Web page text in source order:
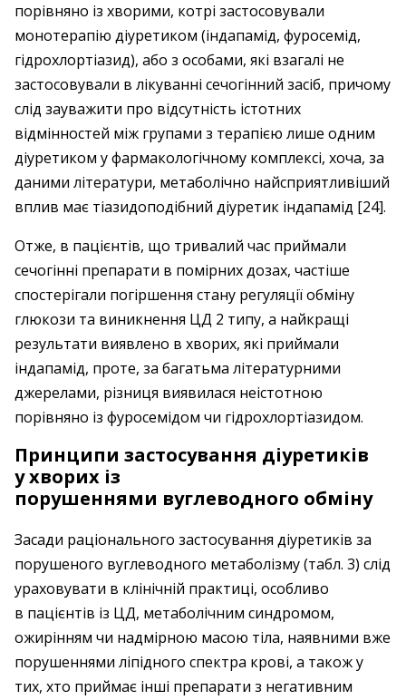
порівняно із хворими, котрі застосовували
монотерапію діуретиком (індапамід, фуросемід,
гідрохлортіазид), або з особами, які взагалі не
застосовували в лікуванні сечогінний засіб, причому
слід зауважити про відсутність істотних
відмінностей між групами з терапією лише одним
діуретиком у фармакологічному комплексі, хоча, за
даними літератури, метаболічно найсприятливіший
вплив має тіазидоподібний ді­уретик індапамід [24].
Отже, в пацієнтів, що тривалий час приймали
сечогінні препарати в помірних дозах, частіше
спостерігали погіршення стану регуляції обміну
глюкози та виникнення ЦД 2 типу, а найкращі
результати виявлено в хворих, які приймали
індапамід, проте, за багатьма літературними
джерелами, різниця виявилася неістотною
порівняно із фуросемідом чи гідрохлортіазидом.
Принципи застосування діуретиків
у хворих із
порушеннями вуглеводного обміну
Засади раціонального застосування діуретиків за
порушеного вуглеводного метаболізму (табл. 3) слід
ураховувати в клінічній практиці, особливо
в пацієнтів із ЦД, метаболічним синдромом,
ожирінням чи надмірною масою тіла, наявними вже
порушеннями ліпідного спектра крові, а також у
тих, хто приймає інші препарати з негативним